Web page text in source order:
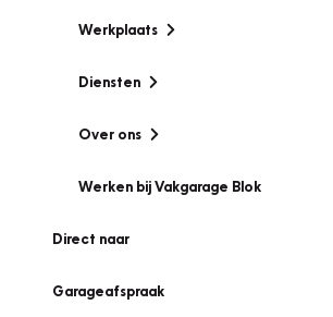
Werkplaats
Diensten
Over ons
Werken bij Vakgarage Blok
Direct naar
Garageafspraak